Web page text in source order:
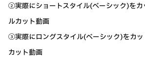
②実際にショートスタイル(ベーシック)をカ
ルカット動画
③実際にロングスタイル(ベーシック)をカ
カット動画